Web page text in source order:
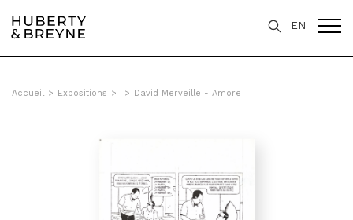
EN
Accueil > Expositions > > David Merveille - Amore